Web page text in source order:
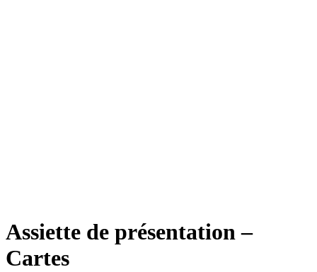
Assiette de présentation –
Cartes